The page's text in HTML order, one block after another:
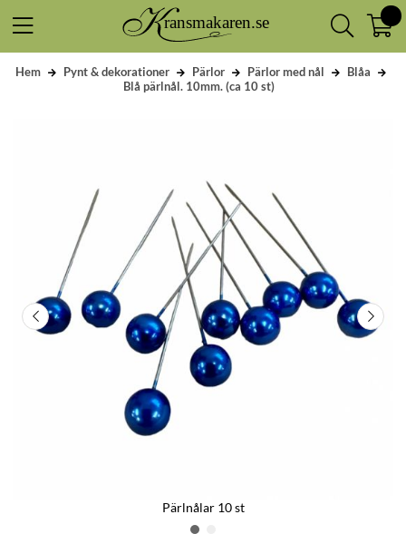
Hem Pynt & dekorationer Pärlor Pärlor med nål
Blåa
Blå pärlnål. 10mm. (ca 10 st)
Pärlnålar 10 st